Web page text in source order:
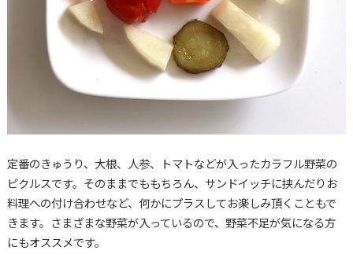
定番のきゅうり、大根、人参、トマトなどが入ったカラフル野菜の
ピクルスです。そのままでももちろん、サンドイッチに挟んだりお
料理への付け合わせなど、何かにプラスしてお楽しみ頂くこともで
きます。さまざまな野菜が入っているので、野菜不足が気になる方
にもオススメです。